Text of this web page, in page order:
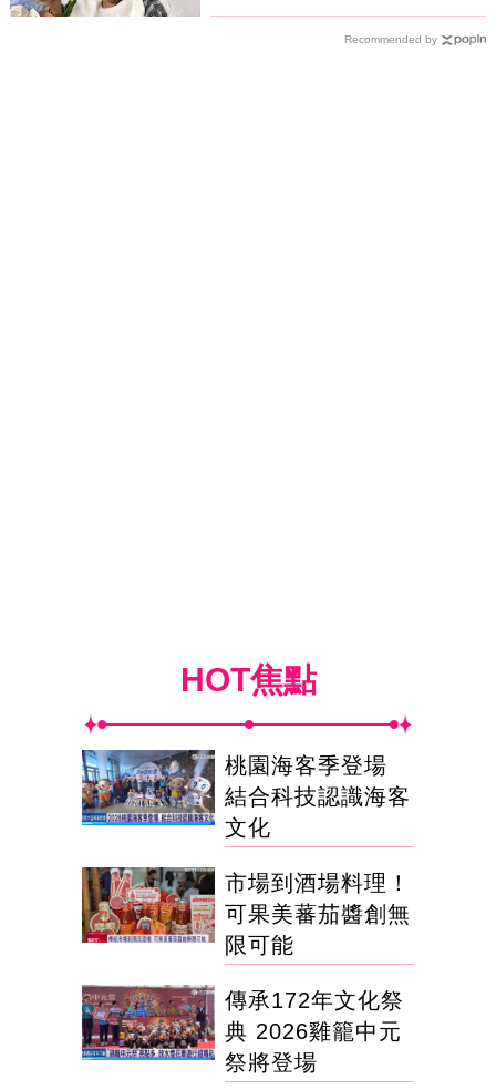
Recommended by
HOT焦點
桃園海客季登場
結合科技認識海客
文化
市場到酒場料理！
可果美蕃茄醬創無
限可能
傳承172年文化祭
典 2026雞籠中元
祭將登場